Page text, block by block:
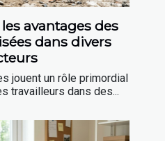
avantages des
dans divers
jouent un rôle primordial
travailleurs dans des...